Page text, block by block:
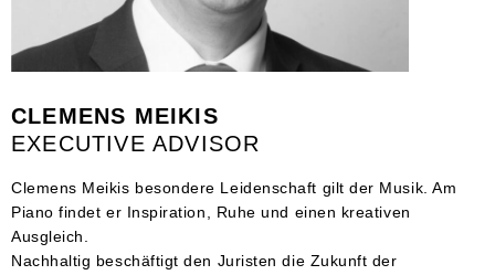
CLEMENS MEIKIS
EXECUTIVE ADVISOR
Clemens Meikis besondere Leidenschaft gilt der Musik. Am
Piano findet er Inspiration, Ruhe und einen kreativen
Ausgleich.
Nachhaltig beschäftigt den Juristen die Zukunft der